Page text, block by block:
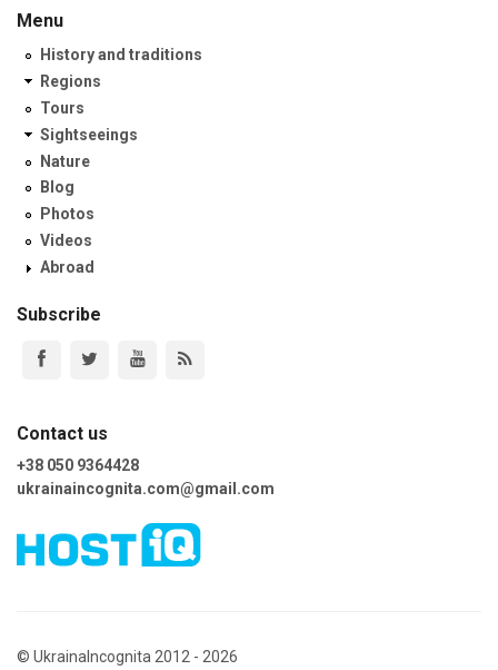
Menu
History and traditions
Regions
Tours
Sightseeings
Nature
Blog
Photos
Videos
Abroad
Subscribe
Contact us
+38 050 9364428
ukrainaincognita.com@gmail.com
© UkrainaIncognita 2012 - 2026